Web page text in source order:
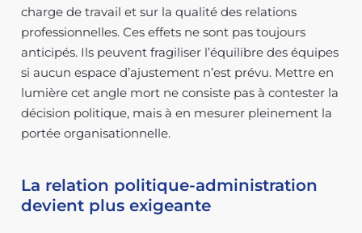
charge de travail et sur la qualité des relations
professionnelles. Ces effets ne sont pas toujours
anticipés. Ils peuvent fragiliser l’équilibre des équipes
si aucun espace d’ajustement n’est prévu. Mettre en
lumière cet angle mort ne consiste pas à contester la
décision politique, mais à en mesurer pleinement la
portée organisationnelle.
La relation politique-administration
devient plus exigeante